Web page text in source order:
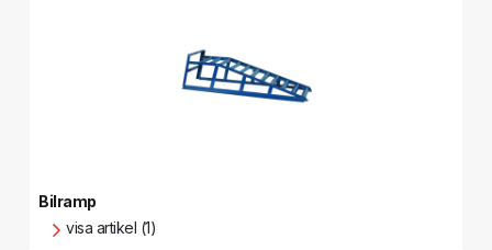
Bilramp
visa artikel (1)